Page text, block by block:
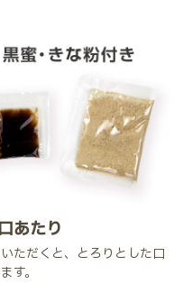
あたり
ただくと、とろりとした口
す。